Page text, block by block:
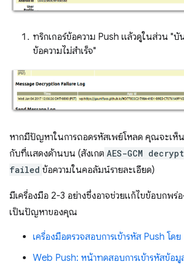
ทริกเกอร์ข้อความ Push แล้วดูในส่วน "
ข้อความไม่สำเร็จ"
หากมีปัญหาในการถอดรหัสเพย์โหลด คุณจะเห็
กับที่แสดงด้านบน (สังเกต AES-GCM
failed ข้อความในคอลัมน์รายละเอียด)
มีเครื่องมือ 2-3 อย่างซึ่งอาจช่วยแก้ไขข้อบกพร่อ
เป็นปัญหาของคุณ
เครื่องมือตรวจสอบการเข้ารหัส Push โ
Web Push: หน้าทดสอบการเข้ารหัสข้อมู